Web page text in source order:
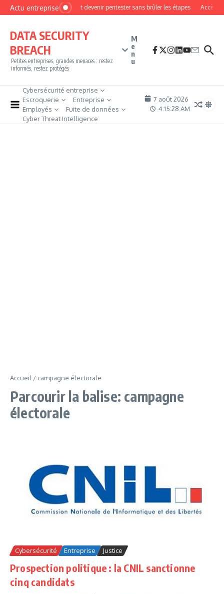
Aller au contenu
Actu entrepriseComment devenir pentester sans brûler les étapes Accès
DATA SECURITY
BREACH
Petites entreprises, grandes menaces : restez
informés, restez protégés
M
e
n
u
Cybersécurité entreprise
Escroquerie
Entreprise
Employés
Fuite de données
Cyber Threat Intelligence
7 août 2026
4:15:29 AM
Accueil / campagne électorale
Parcourir la balise: campagne
électorale
Cybersécurité Entreprise Justice
Prospection politique : la CNIL sanctionne
cinq candidats